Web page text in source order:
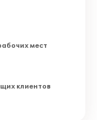
мест
клиентов